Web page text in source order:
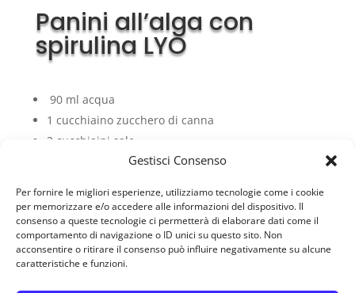
Gestisci Consenso
Per fornire le migliori esperienze, utilizziamo tecnologie come i cookie
per memorizzare e/o accedere alle informazioni del dispositivo. Il
consenso a queste tecnologie ci permetterà di elaborare dati come il
comportamento di navigazione o ID unici su questo sito. Non
acconsentire o ritirare il consenso può influire negativamente su alcune
caratteristiche e funzioni.
Panini all’alga con
spirulina LYO
90 ml acqua
1 cucchiaino zucchero di canna
2 cucchiaini sale
4 c cucchiaini diSpicc™ LYO​in polvere
1 cucchiaino sesamo